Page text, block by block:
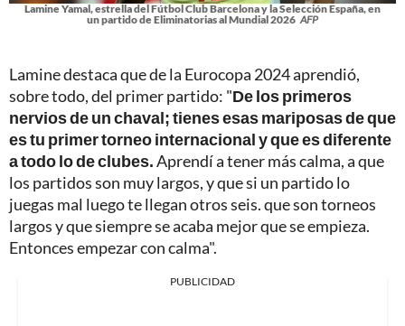
Lamine Yamal, estrella del Fútbol Club Barcelona y la Selección España, en
un partido de Eliminatorias al Mundial 2026 AFP
Lamine destaca que de la Eurocopa 2024 aprendió,
sobre todo, del primer partido: "De los primeros
nervios de un chaval; tienes esas mariposas de que
es tu primer torneo internacional y que es diferente
a todo lo de clubes.Aprendí a tener más calma, a que
los partidos son muy largos, y que si un partido lo
juegas mal luego te llegan otros seis. que son torneos
largos y que siempre se acaba mejor que se empieza.
Entonces empezar con calma".
PUBLICIDAD